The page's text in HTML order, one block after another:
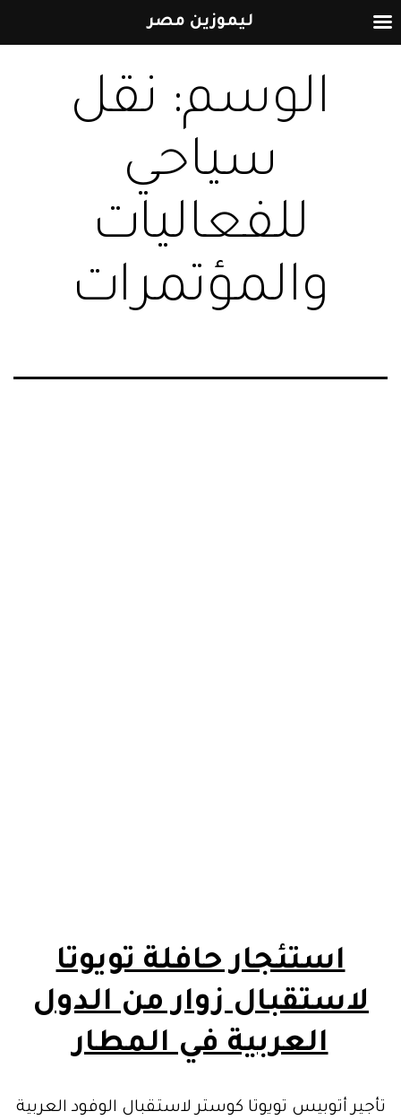
إلى
المحتوىالوسم: نقل
سياحي
للفعاليات
والمؤتمرات
استئجار حافلة تويوتا
لاستقبال زوار من الدول
العربية في المطار
تأجير أتوبيس تويوتا كوستر لاستقبال الوفود العربية
ليموزين مصر